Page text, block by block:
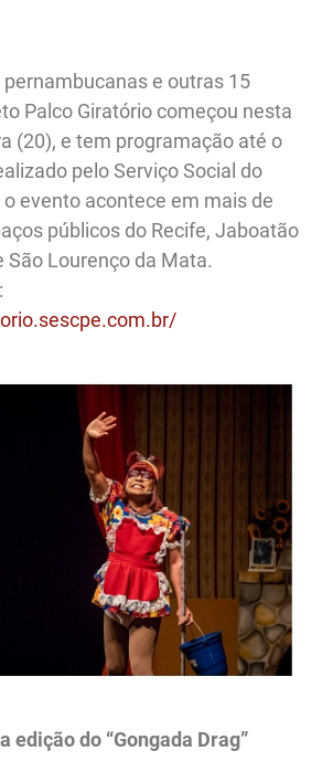
e outras 15
Palco Giratório começou nesta
(20), e tem programação até o
pelo Serviço Social do
evento acontece em mais de
públicos do Recife, Jaboatão
São Lourenço da Mata.
edição do “Gongada Drag”